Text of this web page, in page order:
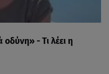
- Τι λέει η